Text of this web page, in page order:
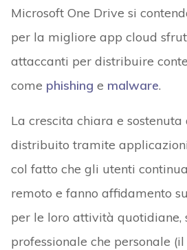
Microsoft One Drive si
per la migliore app cloud
attaccanti per distribuire
come phishing e malware.
La crescita chiara e sostenuta
distribuito tramite
col fatto che gli utenti
remoto e fanno affidamento
per le loro attività quotidiane,
professionale che personale